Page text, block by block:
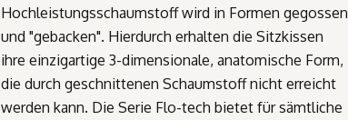
Hochleistungsschaumstoff wird in Formen gegossen
und "gebacken". Hierdurch erhalten die Sitzkissen
ihre einzigartige 3-dimensionale, anatomische Form,
die durch geschnittenen Schaumstoff nicht erreicht
werden kann. Die Serie Flo-tech bietet für sämtliche